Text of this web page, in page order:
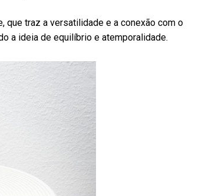
que traz a versatilidade e a conexão com o
a ideia de equilíbrio e atemporalidade.